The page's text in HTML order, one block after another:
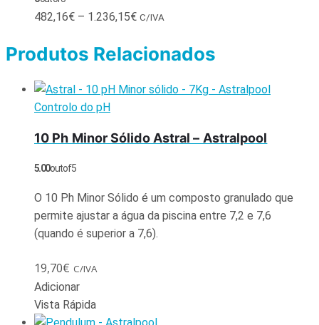
482,16€ – 1.236,15€ C/IVA
Produtos Relacionados
Controlo do pH
10 Ph Minor Sólido Astral – Astralpool
5.00out of 5
O 10 Ph Minor Sólido é um composto granulado que
permite ajustar a água da piscina entre 7,2 e 7,6
(quando é superior a 7,6).
19,70€ C/IVA
Adicionar
Vista Rápida